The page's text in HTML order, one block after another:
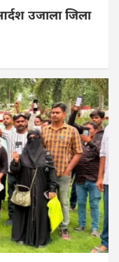
उजाला जिला